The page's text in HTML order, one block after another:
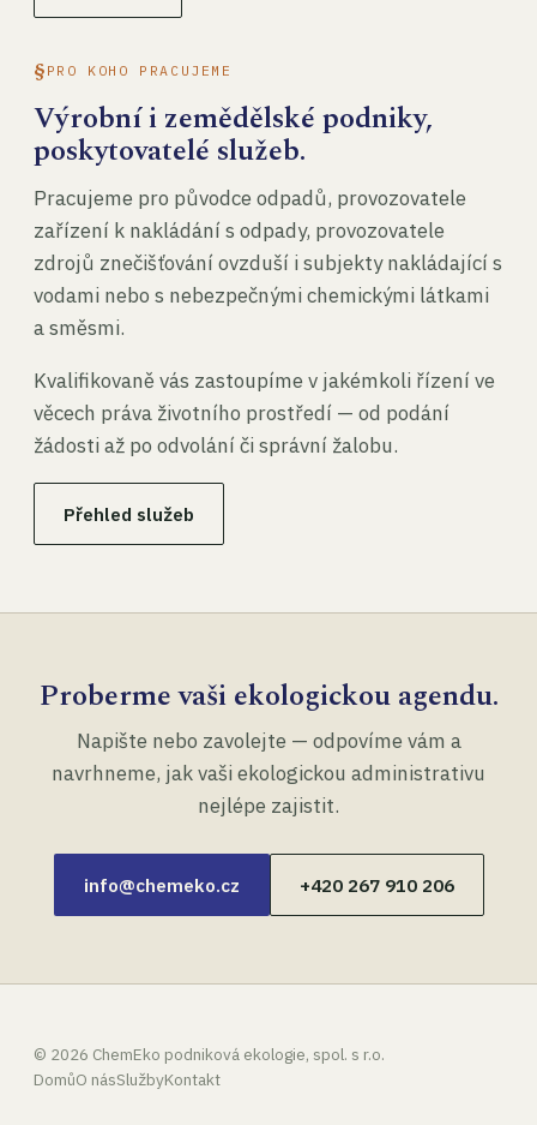
PRO KOHO PRACUJEME
Výrobní i zemědělské podniky,
poskytovatelé služeb.
Pracujeme pro původce odpadů, provozovatele
zařízení k nakládání s odpady, provozovatele
zdrojů znečišťování ovzduší i subjekty nakládající s
vodami nebo s nebezpečnými chemickými látkami
a směsmi.
Kvalifikovaně vás zastoupíme v jakémkoli řízení ve
věcech práva životního prostředí — od podání
žádosti až po odvolání či správní žalobu.
Přehled služeb
Proberme vaši ekologickou agendu.
Napište nebo zavolejte — odpovíme vám a
navrhneme, jak vaši ekologickou administrativu
nejlépe zajistit.
info@chemeko.cz +420 267 910 206
© 2026 ChemEko podniková ekologie, spol. s r.o.
DomůO násSlužbyKontakt